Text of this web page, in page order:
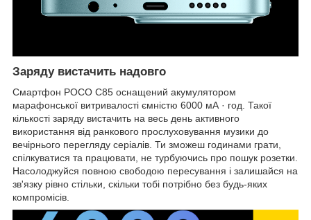
Заряду вистачить надовго
Смартфон POCO C85 оснащений акумулятором
марафонської витривалості ємністю 6000 мА · год. Такої
кількості заряду вистачить на весь день активного
використання від ранкового прослуховування музики до
вечірнього перегляду серіалів. Ти зможеш годинами грати,
спілкуватися та працювати, не турбуючись про пошук розетки.
Насолоджуйся повною свободою пересування і залишайся на
зв'язку рівно стільки, скільки тобі потрібно без будь-яких
компромісів.